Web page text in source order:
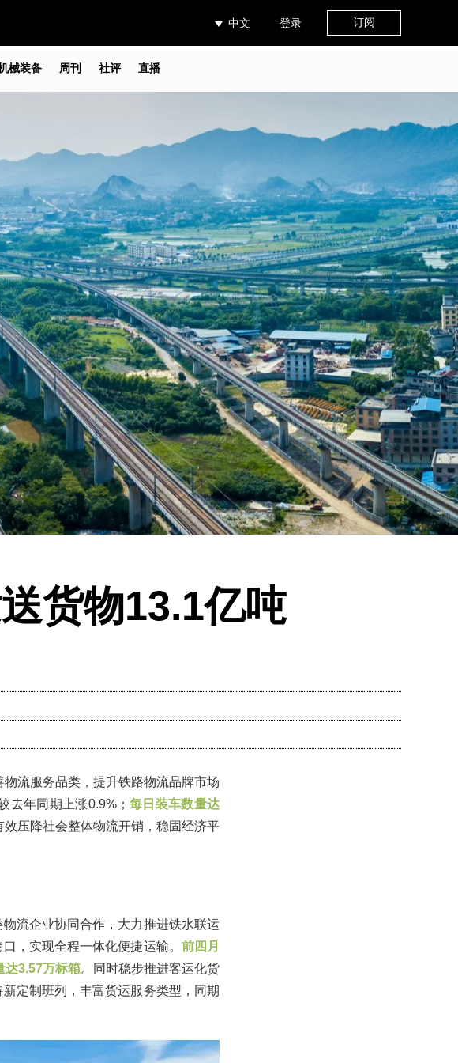
中文 登录 订阅
械装备 周刊 社评 直播
货物13.1亿吨
流服务品类，提升铁路物流品牌市场
较去年同期上涨0.9%； 每日装车数量达
压降社会整体物流开销，稳固经济平
流企业协同合作，大力推进铁水联运
，实现全程一体化便捷运输。 前四月
达3.57万标箱。同时稳步推进客运化货
定制班列，丰富货运服务类型，同期